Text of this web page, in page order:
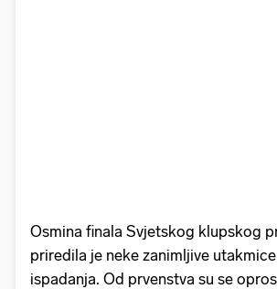
Osmina finala Svjetskog klupskog
priredila je neke zanimljive
ispadanja. Od prvenstva su se